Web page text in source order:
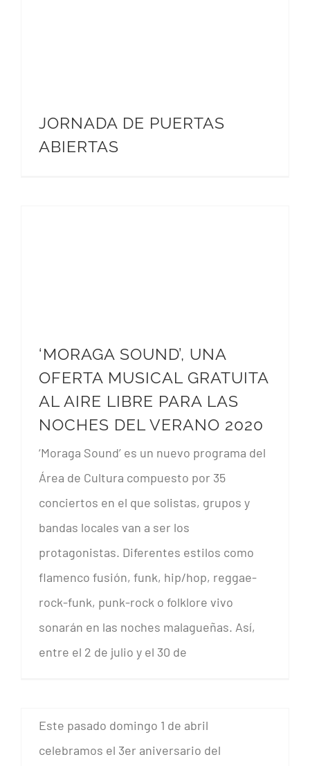
JORNADA DE PUERTAS
ABIERTAS
‘MORAGA SOUND’, UNA
OFERTA MUSICAL GRATUITA
AL AIRE LIBRE PARA LAS
NOCHES DEL VERANO 2020
‘Moraga Sound’ es un nuevo programa del
Área de Cultura compuesto por 35
conciertos en el que solistas, grupos y
bandas locales van a ser los
protagonistas. Diferentes estilos como
flamenco fusión, funk, hip/hop, reggae-
rock-funk, punk-rock o folklore vivo
sonarán en las noches malagueñas. Así,
entre el 2 de julio y el 30 de
Este pasado domingo 1 de abril
celebramos el 3er aniversario del